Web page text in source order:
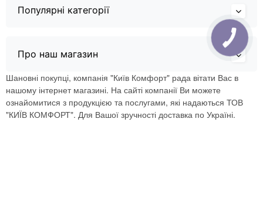
Популярні категорії
Про наш магазин
Шановні покупці, компанія "Київ Комфорт" рада вітати Вас в
нашому інтернет магазині. На сайті компанії Ви можете
ознайомитися з продукцією та послугами, які надаються ТОВ
"КИЇВ КОМФОРТ". Для Вашої зручності доставка по Україні.